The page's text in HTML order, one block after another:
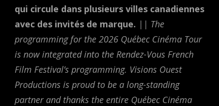
qui circule dans plusieurs villes canadiennes
avec des invités de marque. || The
programming for the 2026 Québec Cinéma Tour
is now integrated into the Rendez-Vous French
Film Festival’s programming. Visions Ouest
Productions is proud to be a long-standing
partner and thanks the entire Québec Cinéma